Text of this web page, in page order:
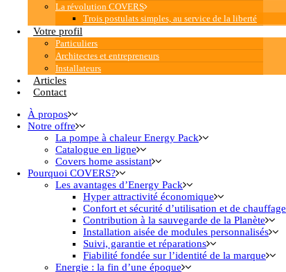
La révolution COVERS
Trois postulats simples, au service de la liberté
Votre profil
Particuliers
Architectes et entrepreneurs
Installateurs
Articles
Contact
À propos
Notre offre
La pompe à chaleur Energy Pack
Catalogue en ligne
Covers home assistant
Pourquoi COVERS?
Les avantages d’Energy Pack
Hyper attractivité économique
Confort et sécurité d’utilisation et de chauffage
Contribution à la sauvegarde de la Planète
Installation aisée de modules personnalisés
Suivi, garantie et réparations
Fiabilité fondée sur l’identité de la marque
Energie : la fin d’une époque